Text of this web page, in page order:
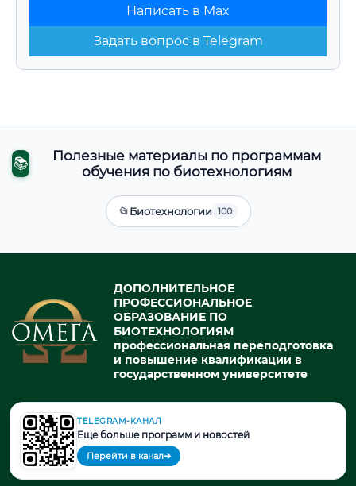
Написать в Max
Задать вопрос в Telegram
📚
Полезные материалы по программам
обучения по биотехнологиям
📂Биотехнологии 100
ДОПОЛНИТЕЛЬНОЕ
ПРОФЕССИОНАЛЬНОЕ
ОБРАЗОВАНИЕ ПО
БИОТЕХНОЛОГИЯМ
профессиональная переподготовка
и повышение квалификации в
государственном университете
© 2026. При использовании материалов портала активная ссылка
на источник обязательна.
TELEGRAM-КАНАЛ
Еще больше программ и новостей
Перейти в канал➔